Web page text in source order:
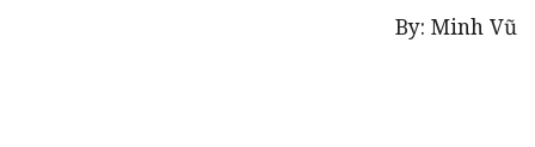
By: Minh Vũ